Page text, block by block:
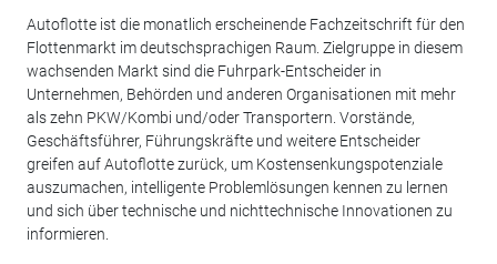
Autoflotte ist die monatlich erscheinende Fachzeitschrift für den
Flottenmarkt im deutschsprachigen Raum. Zielgruppe in diesem
wachsenden Markt sind die Fuhrpark-Entscheider in
Unternehmen, Behörden und anderen Organisationen mit mehr
als zehn PKW/Kombi und/oder Transportern. Vorstände,
Geschäftsführer, Führungskräfte und weitere Entscheider
greifen auf Autoflotte zurück, um Kostensenkungspotenziale
auszumachen, intelligente Problemlösungen kennen zu lernen
und sich über technische und nichttechnische Innovationen zu
informieren.